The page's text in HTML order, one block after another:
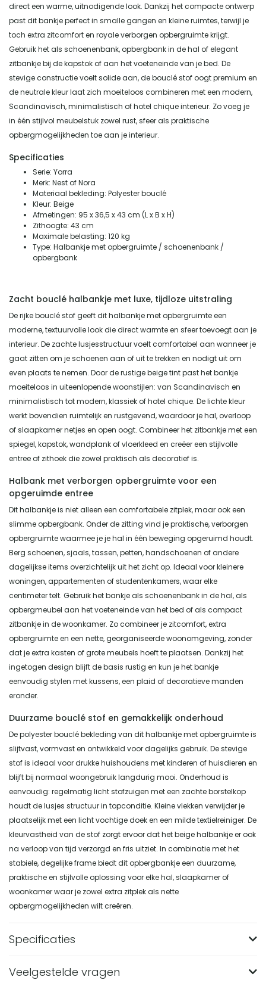
direct een warme, uitnodigende look. Dankzij het compacte ontwerp
past dit bankje perfect in smalle gangen en kleine ruimtes, terwijl je
toch extra zitcomfort en royale verborgen opbergruimte krijgt.
Gebruik het als schoenenbank, opbergbank in de hal of elegant
zitbankje bij de kapstok of aan het voeteneinde van je bed. De
stevige constructie voelt solide aan, de bouclé stof oogt premium en
de neutrale kleur laat zich moeiteloos combineren met een modern,
Scandinavisch, minimalistisch of hotel chique interieur. Zo voeg je
in één stijlvol meubelstuk zowel rust, sfeer als praktische
opbergmogelijkheden toe aan je interieur.
Specificaties
Serie: Yorra
Merk: Nest of Nora
Materiaal bekleding: Polyester bouclé
Kleur: Beige
Afmetingen: 95 x 36,5 x 43 cm (L x B x H)
Zithoogte: 43 cm
Maximale belasting: 120 kg
Type: Halbankje met opbergruimte / schoenenbank /
opbergbank
Zacht bouclé halbankje met luxe, tijdloze uitstraling
De rijke bouclé stof geeft dit halbankje met opbergruimte een
moderne, textuurvolle look die direct warmte en sfeer toevoegt aan je
interieur. De zachte lusjesstructuur voelt comfortabel aan wanneer je
gaat zitten om je schoenen aan of uit te trekken en nodigt uit om
even plaats te nemen. Door de rustige beige tint past het bankje
moeiteloos in uiteenlopende woonstijlen: van Scandinavisch en
minimalistisch tot modern, klassiek of hotel chique. De lichte kleur
werkt bovendien ruimtelijk en rustgevend, waardoor je hal, overloop
of slaapkamer netjes en open oogt. Combineer het zitbankje met een
spiegel, kapstok, wandplank of vloerkleed en creëer een stijlvolle
entree of zithoek die zowel praktisch als decoratief is.
Halbank met verborgen opbergruimte voor een
opgeruimde entree
Dit halbankje is niet alleen een comfortabele zitplek, maar ook een
slimme opbergbank. Onder de zitting vind je praktische, verborgen
opbergruimte waarmee je je hal in één beweging opgeruimd houdt.
Berg schoenen, sjaals, tassen, petten, handschoenen of andere
dagelijkse items overzichtelijk uit het zicht op. Ideaal voor kleinere
woningen, appartementen of studentenkamers, waar elke
centimeter telt. Gebruik het bankje als schoenenbank in de hal, als
opbergmeubel aan het voeteneinde van het bed of als compact
zitbankje in de woonkamer. Zo combineer je zitcomfort, extra
opbergruimte en een nette, georganiseerde woonomgeving, zonder
dat je extra kasten of grote meubels hoeft te plaatsen. Dankzij het
ingetogen design blijft de basis rustig en kun je het bankje
eenvoudig stylen met kussens, een plaid of decoratieve manden
eronder.
Duurzame bouclé stof en gemakkelijk onderhoud
De polyester bouclé bekleding van dit halbankje met opbergruimte is
slijtvast, vormvast en ontwikkeld voor dagelijks gebruik. De stevige
stof is ideaal voor drukke huishoudens met kinderen of huisdieren en
blijft bij normaal woongebruik langdurig mooi. Onderhoud is
eenvoudig: regelmatig licht stofzuigen met een zachte borstelkop
houdt de lusjes structuur in topconditie. Kleine vlekken verwijder je
plaatselijk met een licht vochtige doek en een milde textielreiniger. De
kleurvastheid van de stof zorgt ervoor dat het beige halbankje er ook
na verloop van tijd verzorgd en fris uitziet. In combinatie met het
stabiele, degelijke frame biedt dit opbergbankje een duurzame,
praktische en stijlvolle oplossing voor elke hal, slaapkamer of
woonkamer waar je zowel extra zitplek als nette
opbergmogelijkheden wilt creëren.
Specificaties
Merk
Veelgestelde vragen